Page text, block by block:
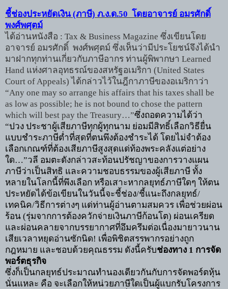
ชี้ช่องประหยัดเงิน (ภาษี) ภ.ง.ด.50 โดยอาจารย์ อมรศักดิ์
พงศ์พศุตม์
ได้อ่านหนังสือ : Tax & Business Magazine ซึ่งเขียนโดย
อาจารย์ อมรศักดิ์ พงศ์พศุตม์ ซึ่งเห็นว่ามีประโยชน์จึงได้นำ
มาฝากทุกท่านเกี่ยวกับภาษีอากร ท่านผู้พิพากษา Learned
Hand แห่งศาลอุทธรณ์ของสหรัฐอเมริกา (United States
Court of Appeals)ได้กล่าวไว้ในฎีกาภาษีของอเมริกาว่า
“Any one may so arrange his affairs that his taxes shall be
as low as possible; he is not bound to chose the pattern
which will best pay the Treasury…”ซึ่งถอดความได้ว่า
“ปวง ประชาผู้เสียภาษีทุกผู้ทุกนาม ย่อมมีสิทธิ์เลือกวิธียื่น
แบบชำระภาษีต่ำที่สุดที่ตนพึงต้องชำระได้ โดยไม่จำต้อง
เลือกเกณฑ์ที่ต้องเสียภาษีสูงสุดแด่ท้องพระคลังแต่อย่าง
ใด…”วลี อมตะดังกล่าวสะท้อนปรัชญาของการวางแผน
ภาษีว่าเป็นสิทธิ และความชอบธรรมของผู้เสียภาษี ทั้ง
หลายในโลกนี้ที่พึงเลือก หรือเสาะหากลยุทธ์ภาษีใดๆ ให้ตน
ประหยัดได้ข้อเขียนในวันนี้จะชี้ช่อง/ชี้แนะถึงกลยุทธ์/
เทคนิค/วิธีการต่างๆ แด่ท่านผู้อ่านตามสมควร เพื่อช่วยผ่อน
ร้อน (รุ่มจากการต้องควักจ่ายเงินภาษีก้อนโต) ผ่อนเครียด
และผ่อนคลายจากบรรยากาศที่อึมครึมต่อเนื่องมายาวนาน
เสียเวลาหยุดอ่านซักนิด! เพื่อพิชิตสรรพากรอย่างถูก
กฎหมาย และชอบด้วยคุณธรรม ดังนี้ครับช่องทาง 1 การจัด
พอร์ตธุรกิจ
ซึ่งก็เป็นกลยุทธ์ประมาณทำนองเดียวกันกับการจัดพอร์ตหุ้น
นั่นแหละ คือ จะเลือกให้หน่วยภาษีใดเป็นผู้แบกรับโครงการ